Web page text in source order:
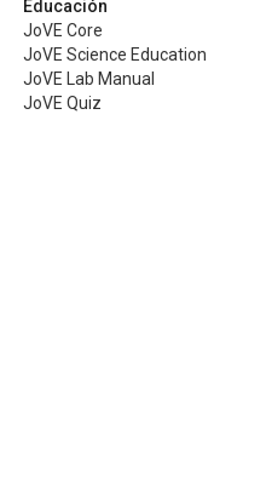
Educación
JoVE Core
JoVE Science Education
JoVE Lab Manual
JoVE Quiz